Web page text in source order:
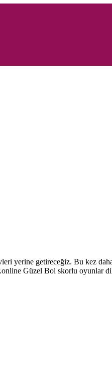
yerine getireceğiz. Bu kez
Güzel Bol skorlu oyunlar